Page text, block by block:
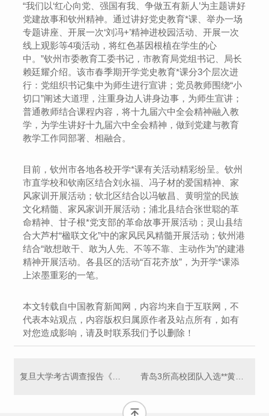
“我们以‘红心向党、强国有我、争做五有新人’为主题讲好
党建故事和钦州精神。通过讲好党史教育*课、举办一场
专题讲座、开展一次‘刘冯+’精神进校园活动、开展一次
线上观影等4项活动，将红色基因根植在学生的心
中。”钦州市委教育工委书记，市教育局党组书记、局长
赖廷耀介绍。该市春季期开学党史教育*课分3个层次进
行：党组织书记集中为师生进行宣讲；党员教师围绕“小
切口”阐述大道理，注重身边人讲身边事，为师生宣讲；
普通教师结合课程内容，将十九届六中全会精神融入教
学，为学生讲好十九届六中全会精神，做到党建与教育
教学工作同部署、相融合。
目前，钦州市各地各校开学*课有关活动精彩纷呈。钦州
市直学校和钦南区结合刘永福、冯子材的爱国精神、家
风家训开展活动；钦北区结合以冯敏昌、黄明堂的民族
文化精髓、家风家训开展活动；浦北县结合张世聪的革
命精神、甘子根*党支部的革命故事开展活动；灵山县结
合大芦村“楹联文化”中的家风民风精髓开展活动；钦州港
结合“敢想敢干、敢为人先、不等不靠、主动作为”的建港
精神开展活动。各县区的活动“百花齐放”，为开学*课添
上浓墨重彩的一笔。
本文转载自中国教育新闻网，内容均来自于互联网，不
代表本站观点，内容版权归属原作者及站点所有，如有
对您造成影响，请及时联系我们予以删除！